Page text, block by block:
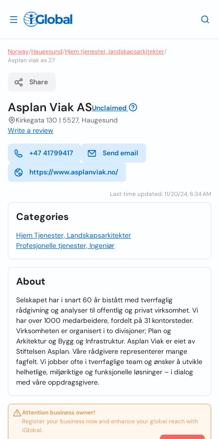
Norway/Haugesund/Hjem tjenester, landskapsarkitekter/
Asplan viak as 27
Share
Asplan Viak ASUnclaimed
Kirkegata 130 | 5527, Haugesund
Write a review
+47 41799417 Send email
https://www.asplanviak.no/
Last time updated: 11/20/24, 6:34 AM
Categories
Hjem Tjenester, Landskapsarkitekter
Profesjonelle tjenester, Ingeniør
About
Selskapet har i snart 60 år bistått med tverrfaglig
rådgivning og analyser til offentlig og privat virksomhet. Vi
har over 1000 medarbeidere, fordelt på 31 kontorsteder.
Virksomheten er organisert i to divisjoner; Plan og
Arkitektur og Bygg og Infrastruktur. Asplan Viak er eiet av
Stiftelsen Asplan. Våre rådgivere representerer mange
fagfelt. Vi jobber ofte i tverrfaglige team og ønsker å utvikle
helhetlige, miljøriktige og funksjonelle løsninger – i dialog
med våre oppdragsgivere.
Attention business owner!
Register your business now and enhance your global reach with
iGlobal.